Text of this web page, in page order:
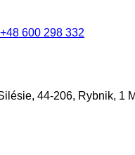
+48 600 298 332
44-206, Rybnik, 1